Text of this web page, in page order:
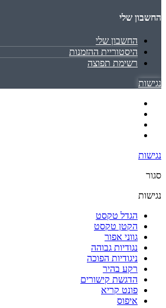
החשבון שלי
החשבון שלי
היסטוריית ההזמנות
רשימת תפוצה
נגישות
נגישות
סגור
נגישות
הגדל טקסט
הקטן טקסט
גווני אפור
נגודיות גבוהה
ניגודיות הפוכה
רקע בהיר
הדגשת קישורים
פונט קריא
איפוס